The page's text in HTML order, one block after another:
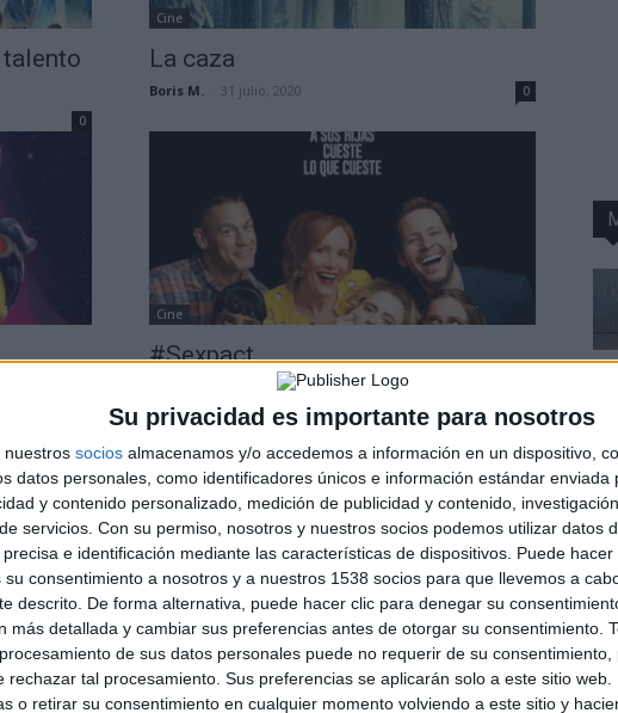
Su privacidad es importante para nosotros
nuestros socios almacenamos y/o accedemos a información en un dispositivo,
datos personales, como identificadores únicos e información estándar enviada
y contenido personalizado, medición de publicidad y contenido,
servicios. Con su permiso, nosotros y nuestros socios podemos utilizar datos
e identificación mediante las características de dispositivos. Puede hacer
su consentimiento a nosotros y a nuestros 1538 socios para que llevemos a
descrito. De forma alternativa, puede hacer clic para denegar su
más detallada y cambiar sus preferencias antes de otorgar su consentimiento.
de sus datos personales puede no requerir de su
rechazar tal procesamiento. Sus preferencias se aplicarán solo a este sitio
o retirar su consentimiento en cualquier momento volviendo a este sitio y
0
Cine
La caza
Boris M. 31 julio, 2020 0
Cine
#Sexpact
4 mayo, 2018
0
Cine
Descontroladas
Boris M. - 11 agosto, 2017 0